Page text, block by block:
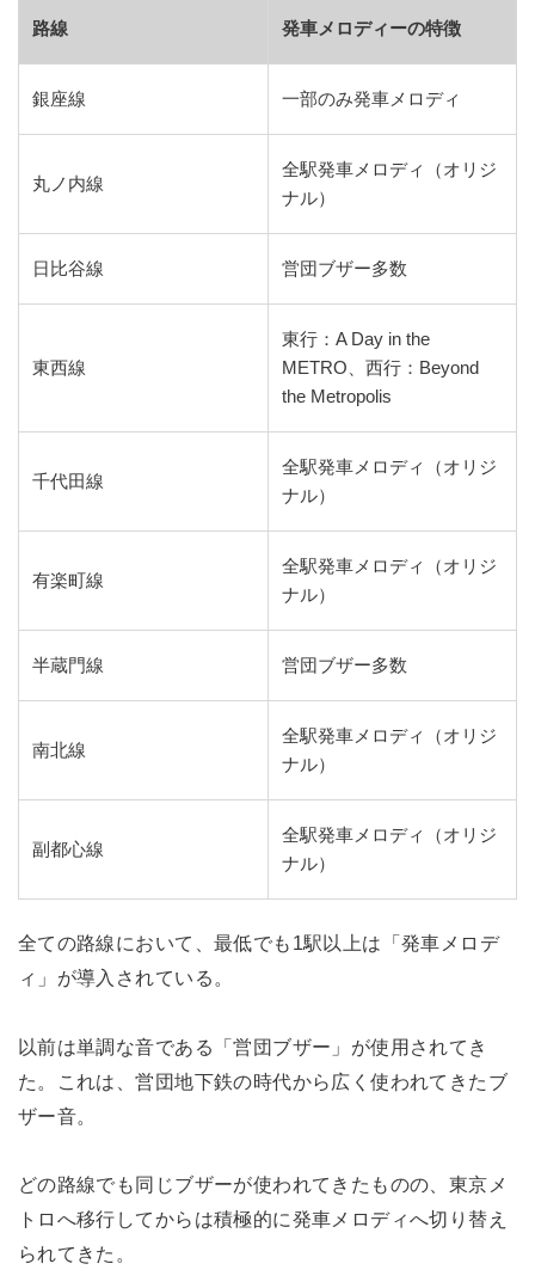
路線 発車メロディーの特徴
銀座線 一部のみ発車メロディ
丸ノ内線
全駅発車メロディ（オリジ
ナル）
日比谷線 営団ブザー多数
東西線
東行：A Day in the
METRO、西行：Beyond
the Metropolis
千代田線
全駅発車メロディ（オリジ
ナル）
有楽町線
全駅発車メロディ（オリジ
ナル）
半蔵門線 営団ブザー多数
南北線
全駅発車メロディ（オリジ
ナル）
副都心線
全駅発車メロディ（オリジ
ナル）
全ての路線において、最低でも1駅以上は「発車メロデ
ィ」が導入されている。
以前は単調な音である「営団ブザー」が使用されてき
た。これは、営団地下鉄の時代から広く使われてきたブ
ザー音。
どの路線でも同じブザーが使われてきたものの、東京メ
トロへ移行してからは積極的に発車メロディへ切り替え
られてきた。